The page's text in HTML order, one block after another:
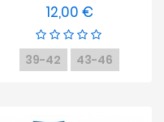
12,00 €Preis
39-42 43-46